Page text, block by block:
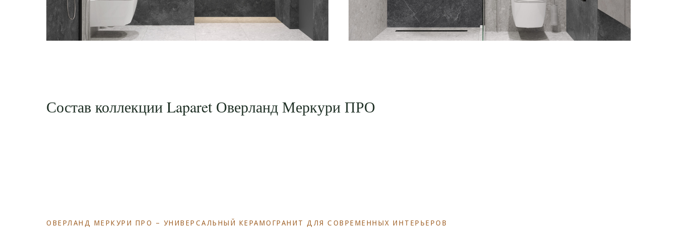
Состав коллекции Laparet Оверланд Меркури ПРО
ОВЕРЛАНД МЕРКУРИ ПРО – УНИВЕРСАЛЬНЫЙ КЕРАМОГРАНИТ ДЛЯ СОВРЕМЕННЫХ ИНТЕРЬЕРОВ